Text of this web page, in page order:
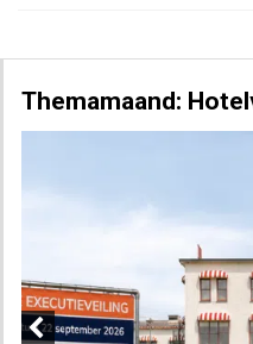
Themamaand: